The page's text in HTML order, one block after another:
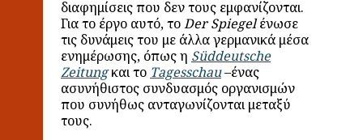
διαφημίσεις που δεν τους εμφανίζονται.
Για το έργο αυτό, τοDer Spiegelένωσε
τις δυνάμεις του με άλλα γερμανικά μέσα
ενημέρωσης, όπως η Süddeutsche
Zeitungκαι το Tagesschau–ένας
ασυνήθιστος συνδυασμός οργανισμών
που συνήθως ανταγωνίζονται μεταξύ
τους.